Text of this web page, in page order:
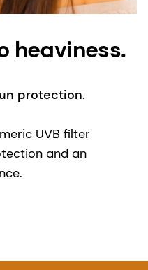
heaviness.
protection.
UVB filter
and an